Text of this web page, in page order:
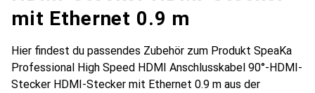
mit Ethernet 0.9 m
Hier findest du passendes Zubehör zum Produkt SpeaKa
Professional High Speed HDMI Anschlusskabel 90°-HDMI-
Stecker HDMI-Stecker mit Ethernet 0.9 m aus der